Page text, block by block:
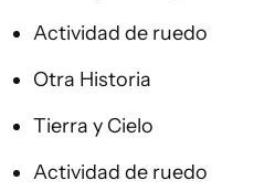
Actividad de ruedo
Otra Historia
Tierra y Cielo
Actividad de ruedo